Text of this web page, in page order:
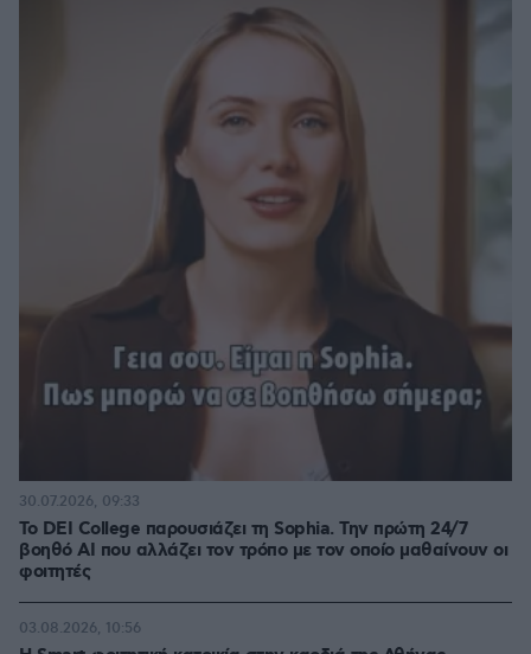
Το DEI College παρουσιάζει τη Sophia. Την πρώτη 24/7
βοηθό AI που αλλάζει τον τρόπο με τον οποίο μαθαίνουν οι
φοιτητές
30.07.2026, 09:33
03.08.2026, 10:56